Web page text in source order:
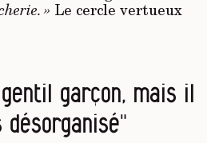
» Le cercle vertueux
garçon, mais il